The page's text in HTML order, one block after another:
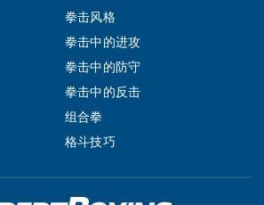
拳击风格
拳击中的进攻
拳击中的防守
拳击中的反击
组合拳
格斗技巧